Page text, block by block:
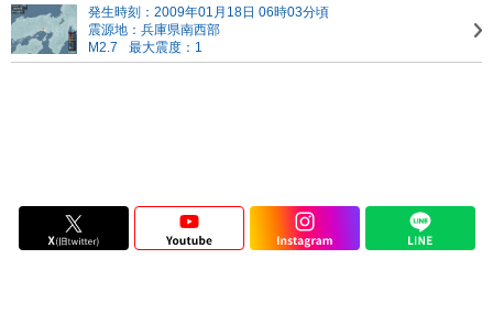
発生時刻：2009年01月18日 06時03分頃
震源地：兵庫県南西部
M2.7
最大震度：1